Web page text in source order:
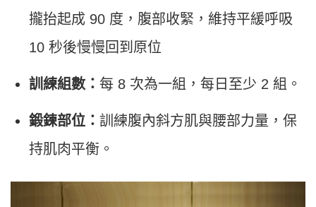
攏抬起成 90 度，腹部收緊，維持平緩呼吸
10 秒後慢慢回到原位
訓練組數： 每 8 次為一組，每日至少 2 組。
鍛鍊部位： 訓練腹內斜方肌與腰部力量，保
持肌肉平衡。